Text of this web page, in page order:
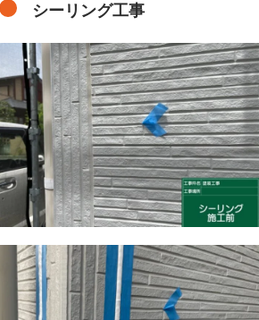
シーリング工事